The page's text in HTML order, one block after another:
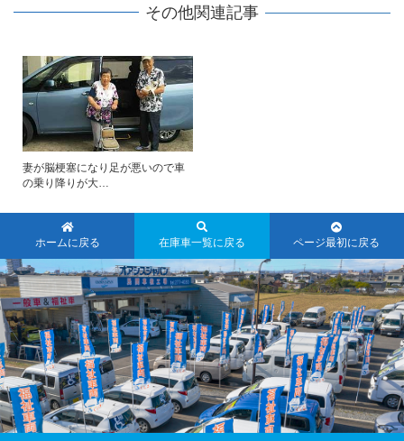
その他関連記事
妻が脳梗塞になり足が悪いので車
の乗り降りが大…
ホームに戻る 在庫車一覧に戻る ページ最初に戻る